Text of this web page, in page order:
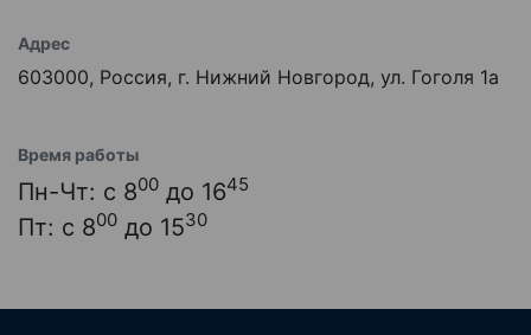
Адрес
603000, Россия, г. Нижний Новгород, ул. Гоголя 1а
Время работы
Пн-Чт: с 800 до 1645
Пт: с 800 до 1530